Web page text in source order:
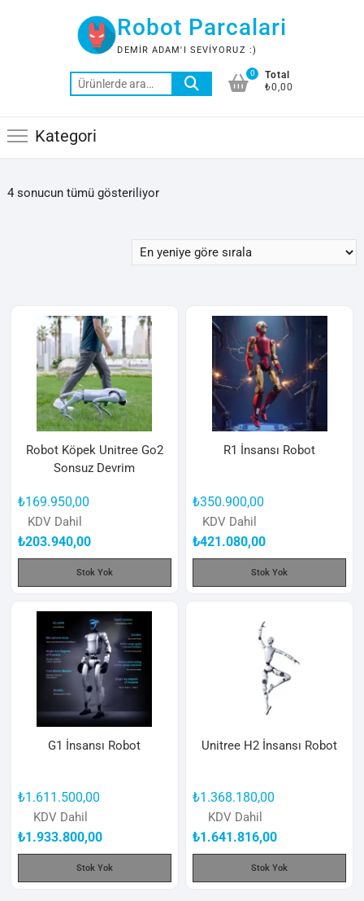
Robot Parcalari
DEMIR ADAM'I SEVIYORUZ :)
Ara:
0
Total
₺0,00
Kategori
4 sonucun tümü gösteriliyorEn
sıralandı
Robot Köpek Unitree Go2
Sonsuz Devrim
₺169.950,00
KDV Dahil
₺203.940,00
Stok Yok
R1 İnsansı Robot
₺350.900,00
KDV Dahil
₺421.080,00
Stok Yok
G1 İnsansı Robot
₺1.611.500,00
KDV Dahil
₺1.933.800,00
Stok Yok
Unitree H2 İnsansı Robot
₺1.368.180,00
KDV Dahil
₺1.641.816,00
Stok Yok